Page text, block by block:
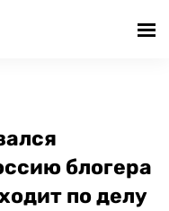
блогера
по делу